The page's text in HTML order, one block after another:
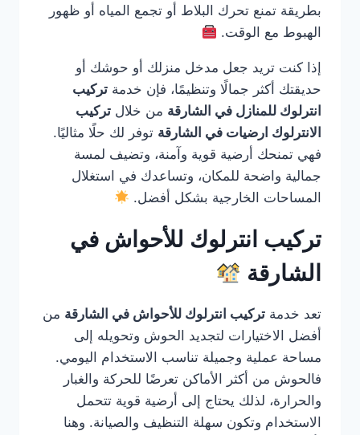
بطريقة تمنع تحرك البلاط أو تجمع المياه أو ظهور
الهبوط مع الوقت.
إذا كنت تريد جعل مدخل منزلك أو حوشك أو
حديقتك أكثر جمالًا وتنظيمًا، فإن خدمة تركيب
انترلوك للمنازل في الشارقة من خلال تركيب
الانترلوك ارضيات في الشارقة توفر لك حلًا مثاليًا.
فهي تمنحك أرضية قوية وآمنة، وتضيف لمسة
جمالية واضحة للمكان، وتساعدك في استغلال
المساحات الخارجية بشكل أفضل.
تركيب انترلوك للأحواش في
الشارقة
تعد خدمة تركيب انترلوك للأحواش في الشارقة من
أفضل الاختيارات لتجديد الحوش وتحويله إلى
مساحة عملية وجميلة تناسب الاستخدام اليومي.
فالحوش من أكثر الأماكن تعرضًا للحركة والغبار
والحرارة، لذلك يحتاج إلى أرضية قوية تتحمل
الاستخدام وتكون سهلة التنظيف والصيانة. وهنا